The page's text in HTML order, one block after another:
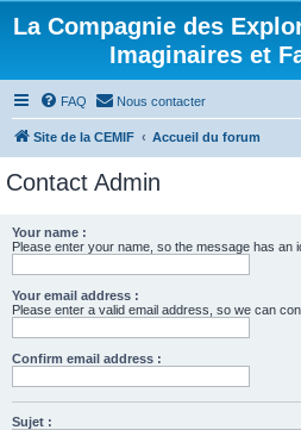
La Compagnie des
Imaginaires et
FAQ Nous contacter
Site de la CEMIF Accueil du forum
Contact Admin
Your name :
Please enter your name, so the message has an
Your email address :
Please enter a valid email address, so we can
Confirm email address :
Sujet :